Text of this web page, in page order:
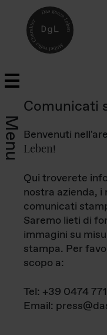
Menu
Comunicati
Benvenuti
Leben!
Qui troverete
nostra azienda,
comunicati
Saremo lieti di
immagini su
stampa. Per
scopo a:
Tel: +39 0474
Email: